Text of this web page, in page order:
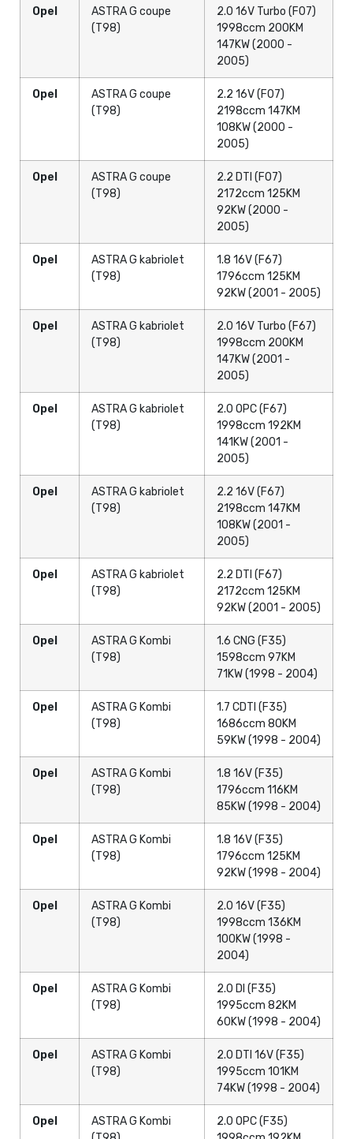
Opel
ASTRA G coupe
(T98)
2.0 16V Turbo (F07)
1998ccm 200KM
147KW (2000 -
2005)
Opel
ASTRA G coupe
(T98)
2.2 16V (F07)
2198ccm 147KM
108KW (2000 -
2005)
Opel
ASTRA G coupe
(T98)
2.2 DTI (F07)
2172ccm 125KM
92KW (2000 -
2005)
Opel
ASTRA G kabriolet
(T98)
1.8 16V (F67)
1796ccm 125KM
92KW (2001 - 2005)
Opel
ASTRA G kabriolet
(T98)
2.0 16V Turbo (F67)
1998ccm 200KM
147KW (2001 -
2005)
Opel
ASTRA G kabriolet
(T98)
2.0 OPC (F67)
1998ccm 192KM
141KW (2001 -
2005)
Opel
ASTRA G kabriolet
(T98)
2.2 16V (F67)
2198ccm 147KM
108KW (2001 -
2005)
Opel
ASTRA G kabriolet
(T98)
2.2 DTI (F67)
2172ccm 125KM
92KW (2001 - 2005)
Opel
ASTRA G Kombi
(T98)
1.6 CNG (F35)
1598ccm 97KM
71KW (1998 - 2004)
Opel
ASTRA G Kombi
(T98)
1.7 CDTI (F35)
1686ccm 80KM
59KW (1998 - 2004)
Opel
ASTRA G Kombi
(T98)
1.8 16V (F35)
1796ccm 116KM
85KW (1998 - 2004)
Opel
ASTRA G Kombi
(T98)
1.8 16V (F35)
1796ccm 125KM
92KW (1998 - 2004)
Opel
ASTRA G Kombi
(T98)
2.0 16V (F35)
1998ccm 136KM
100KW (1998 -
2004)
Opel
ASTRA G Kombi
(T98)
2.0 DI (F35)
1995ccm 82KM
60KW (1998 - 2004)
Opel
ASTRA G Kombi
(T98)
2.0 DTI 16V (F35)
1995ccm 101KM
74KW (1998 - 2004)
Opel
ASTRA G Kombi
2.0 OPC (F35)